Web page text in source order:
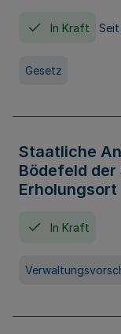
In Kraft
Gesetz
Staatliche
Bödefeld
Erholungsort
In Kraft